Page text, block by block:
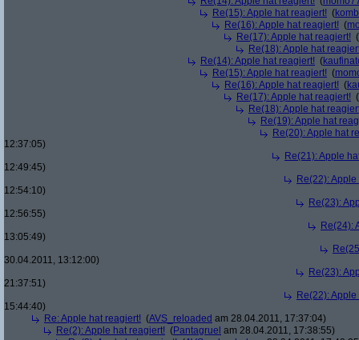
Re(15): Apple hat reagiert! (
Re(16): Apple hat reagiert! (
Re(17): Apple hat reagiert! (
Re(18): Apple hat
Re(14): Apple hat reagiert! (
Re(15): Apple hat reagiert! (
Re(16): Apple hat reagiert! (
Re(17): Apple hat reagiert! (
Re(18): Apple hat
Re(19): Apple hat
Re(20): Apple hat
12:37:05)
Re(21): Apple
12:49:45)
Re(22):
12:54:10)
Re(23):
12:56:55)
Re(24):
13:05:49)
30.04.2011, 13:12:00)
Re(23):
21:37:51)
Re(22):
15:44:40)
Re: Apple hat reagiert! (AVS_reloaded am 28.04.2011, 17:37:04)
Re(2): Apple hat reagiert! (Pantagruel am 28.04.2011, 17:38:55)